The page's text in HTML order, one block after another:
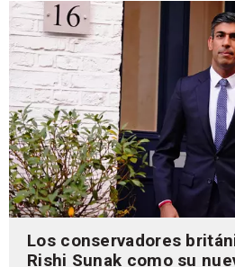
Los conservadores
Rishi Sunak como su